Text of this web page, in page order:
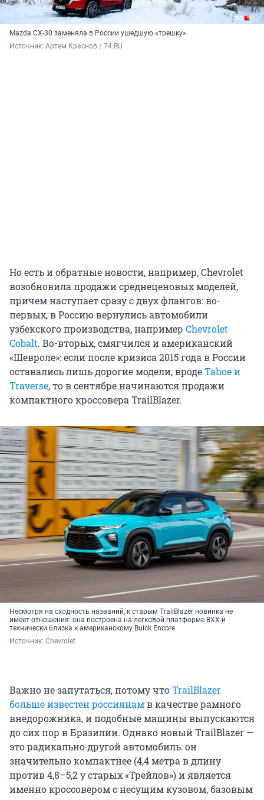
Mazda CX-30 заменяла в России ушедшую «трешку»
Источник: Артем Краснов / 74.RU
Но есть и обратные новости, например, Chevrolet
возобновила продажи среднеценовых моделей,
причем наступает сразу с двух флангов: во-
первых, в Россию вернулись автомобили
узбекского производства, например Chevrolet
Cobalt. Во-вторых, смягчился и американский
«Шевроле»: если после кризиса 2015 года в России
оставались лишь дорогие модели, вродеTahoe и
Traverse, то в сентябре начинаются продажи
компактного кроссовера TrailBlazer.
Несмотря на сходность названий, к старым TrailBlazer новинка не
имеет отношения: она построена на легковой платформе BXX и
технически близка к американскому Buick Encore
Источник: Chevrolet
Важно не запутаться, потому чтоTrailBlazer
больше известен россиянамв качестве рамного
внедорожника, и подобные машины выпускаются
до сих пор в Бразилии. Однако новый TrailBlazer —
это радикально другой автомобиль: он
значительно компактнее (4,4 метра в длину
против 4,8–5,2 у старых «Трейлов») и является
именно кроссовером с несущим кузовом, базовым